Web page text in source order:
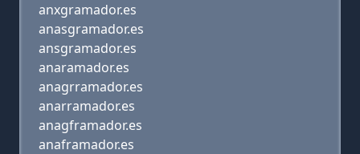
anxgramador.es
anasgramador.es
ansgramador.es
anaramador.es
anagrramador.es
anarramador.es
anagframador.es
anaframador.es